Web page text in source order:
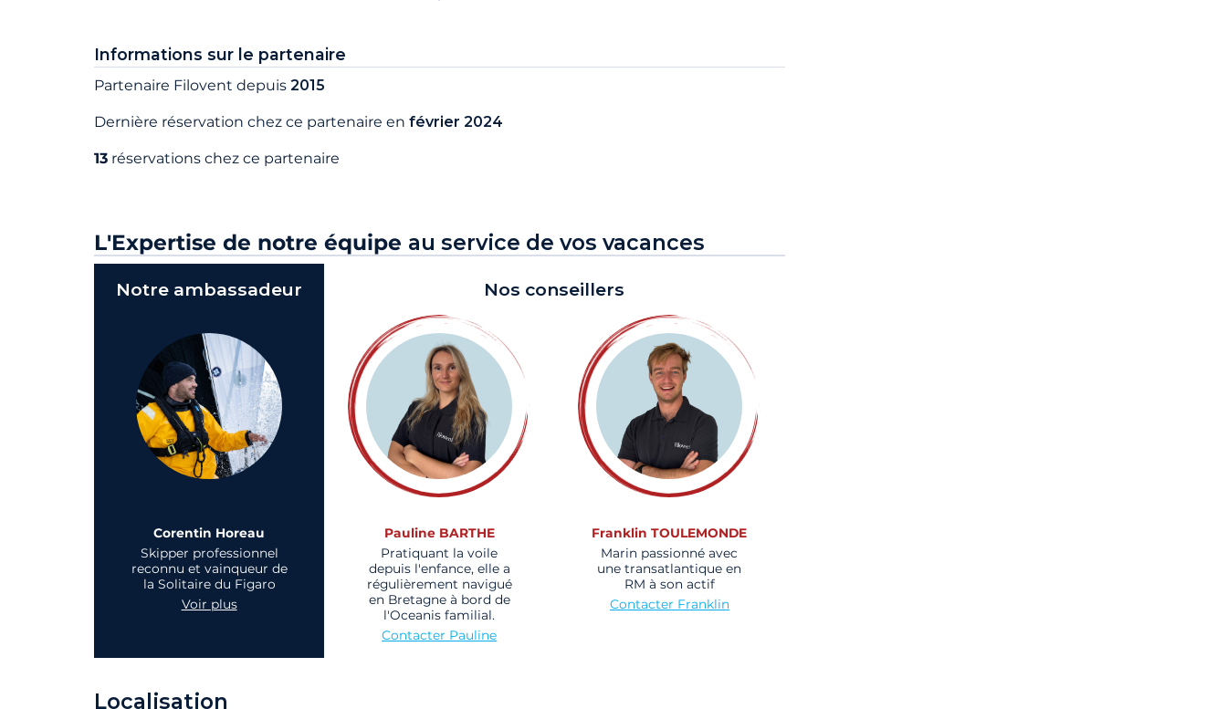
Informations sur le partenaire
Partenaire Filovent depuis 2015
Dernière réservation chez ce partenaire en février 2024
13 réservations chez ce partenaire
L'Expertise de notre équipe au service de vos vacances
Notre ambassadeur
Corentin Horeau
Skipper professionnel
reconnu et vainqueur de
la Solitaire du Figaro
Voir plus
Nos conseillers
Pauline BARTHE
Pratiquant la voile
depuis l'enfance, elle a
régulièrement navigué
en Bretagne à bord de
l'Oceanis familial.
Contacter Pauline
Franklin TOULEMONDE
Marin passionné avec
une transatlantique en
RM à son actif
Contacter Franklin
Localisation